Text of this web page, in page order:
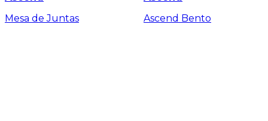
Mesa de Juntas
Ascend Bento